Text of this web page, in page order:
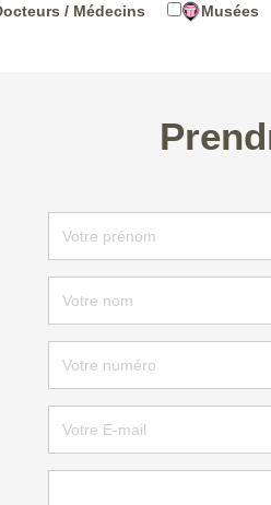
/ Médecins Musées